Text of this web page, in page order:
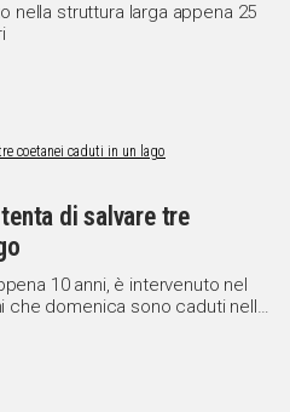
nella struttura larga appena 25
di salvare tre
10 anni, è intervenuto nel
che domenica sono caduti nelle
in Inghilterra